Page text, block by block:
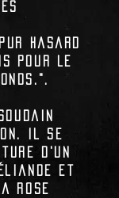
hasard
pour le
".
Il se
d'un
et
Rose